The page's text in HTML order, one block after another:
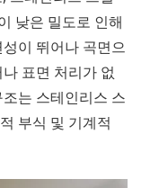
낮은 밀도로 인해
이 뛰어나 곡면으
표면 처리가 없
는 스테인리스 스
부식 및 기계적